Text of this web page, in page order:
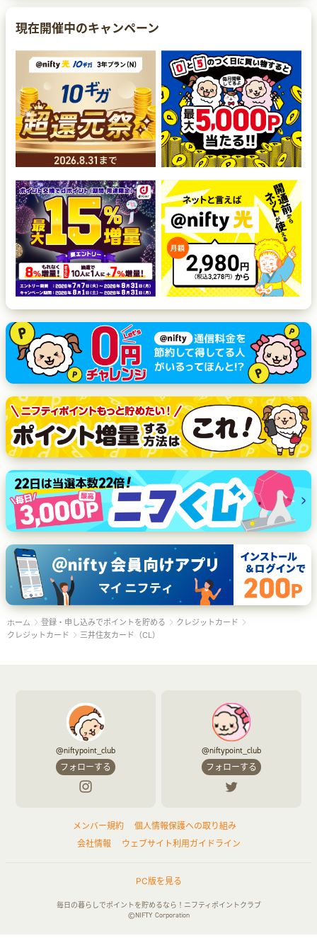
現在開催中のキャンペーン
ホーム 登録・申し込みでポイントを貯める
クレジットカード
クレジットカード
三井住友カード（CL）
@niftypoint_club
フォローする
@niftypoint_club
フォローする
メンバー規約
個人情報保護への取り組み
会社情報
ウェブサイト利用ガイドライン
PC版を見る
毎日の暮らしでポイントを貯めるなら！ニフティポイントクラブ
©NIFTY Corporation